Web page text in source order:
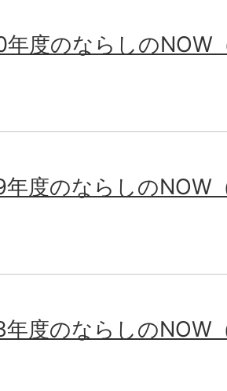
年度のならしのNOW
年度のならしのNOW
年度のならしのNOW